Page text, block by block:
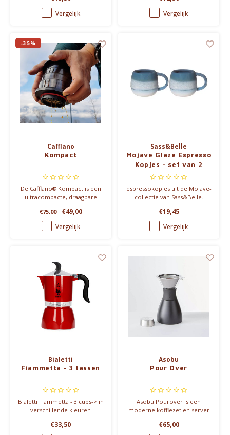
hand geglazuurd, waardoor
elk exemplaar uniek is.
Vergelijk
en geel, perfect voor een
rustieke en warme uitstraling.
Vergelijk
-35%
Cafflano
Kompact
De Cafflano® Kompact is een
ultracompacte, draagbare
koffie en cold brew.
Lichtgewicht, opvouwbaar en
ideaal voor reizen, kamperen
€75,00 €49,00
Vergelijk
Sass&Belle
Mojave Glaze Espresso
Kopjes - set van 2
espressokopjes uit de Mojave-
collectie van Sass&Belle.
€19,45
Vergelijk
Bialetti
Fiammetta - 3 tassen
Bialetti Fiammetta - 3 cups-> in
verschillende kleuren
€33,50
Asobu
Pour Over
Asobu Pourover is een
moderne koffiezet en server
thermos tegelijkertijd. Je
€65,00